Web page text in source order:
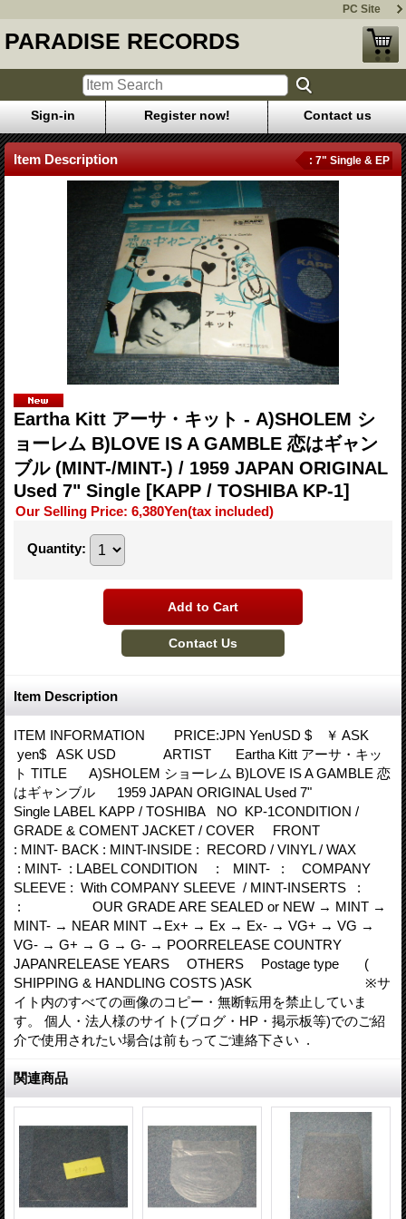
PC Site
PARADISE RECORDS
Sign-in Register now! Contact us
Item Description : 7" Single & EP
Eartha Kitt アーサ・キット - A)SHOLEM シ
ョーレム B)LOVE IS A GAMBLE 恋はギャン
ブル (MINT-/MINT-) / 1959 JAPAN ORIGINAL
Used 7" Single [KAPP / TOSHIBA KP-1]
Our Selling Price: 6,380Yen(tax included)
Quantity:
Item Description
ITEM INFORMATION PRICE:JPN YenUSD $ ￥ ASK
yen$ ASK USD ARTIST Eartha Kitt アーサ・キッ
ト TITLE A)SHOLEM ショーレム B)LOVE IS A GAMBLE 恋
はギャンブル 1959 JAPAN ORIGINAL Used 7"
Single LABEL KAPP / TOSHIBA NO KP-1CONDITION /
GRADE & COMENT JACKET / COVER FRONT
: MINT- BACK : MINT-INSIDE : RECORD / VINYL / WAX
: MINT- : LABEL CONDITION : MINT- : COMPANY
SLEEVE : With COMPANY SLEEVE / MINT-INSERTS :
: OUR GRADE ARE SEALED or NEW → MINT →
MINT- → NEAR MINT →Ex+ → Ex → Ex- → VG+ → VG →
VG- → G+ → G → G- → POORRELEASE COUNTRY
JAPANRELEASE YEARS OTHERS Postage type (
SHIPPING & HANDLING COSTS )ASK ※サ
イト内のすべての画像のコピー・無断転用を禁止していま
す。 個人・法人様のサイト(ブログ・HP・掲示板等)でのご紹
介で使用されたい場合は前もってご連絡下さい .
関連商品